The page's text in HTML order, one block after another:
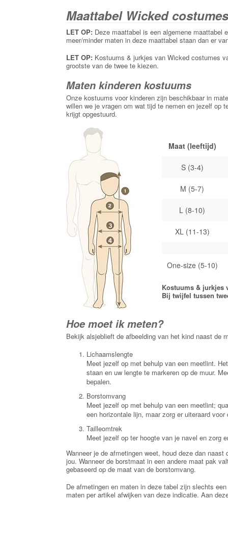
Maattabel Wicked
LET OP: Deze maattabel is een algemene
meer/minder maten in deze maattabel staan dan er
LET OP: Kostuums & jurkjes van Wicked costumes
grootste van de twee te kiezen.
Maten kinderen kostuums
Onze kostuums voor kinderen zijn beschikbaar in
willen we je vragen om wat tijd te nemen en jezelf op
krijgt opgestuurd.
Maat (leeftijd)
S (3-4)
M (5-7)
L (8-10)
XL (11-13)
One-size (5-10)
Kostuums & jurkjes
Bij twijfel tussen
Hoe moet ik meten?
Bekijk alsjeblieft de afbeelding van het kind naast de
Lichaamslengte
Meet jezelf op met behulp van een meetlint.
staan en uw lengte te markeren op de muur.
bepalen.
Borstomvang
Meet jezelf op met behulp van een meetlint;
een horizontale lijn, maar zorg er uiteraard
Tailleomtrek
Meet jezelf op ter hoogte van je navel en zorg
Wanneer je de afmetingen weet, houd deze dan
jou. Wanneer de borstmaat in een andere maat pak
gebaseerd op de maat van de borstomvang.
De afmetingen en maten in deze tabel zijn slechts
maten per artikel afwijken van deze indicatie. Aan